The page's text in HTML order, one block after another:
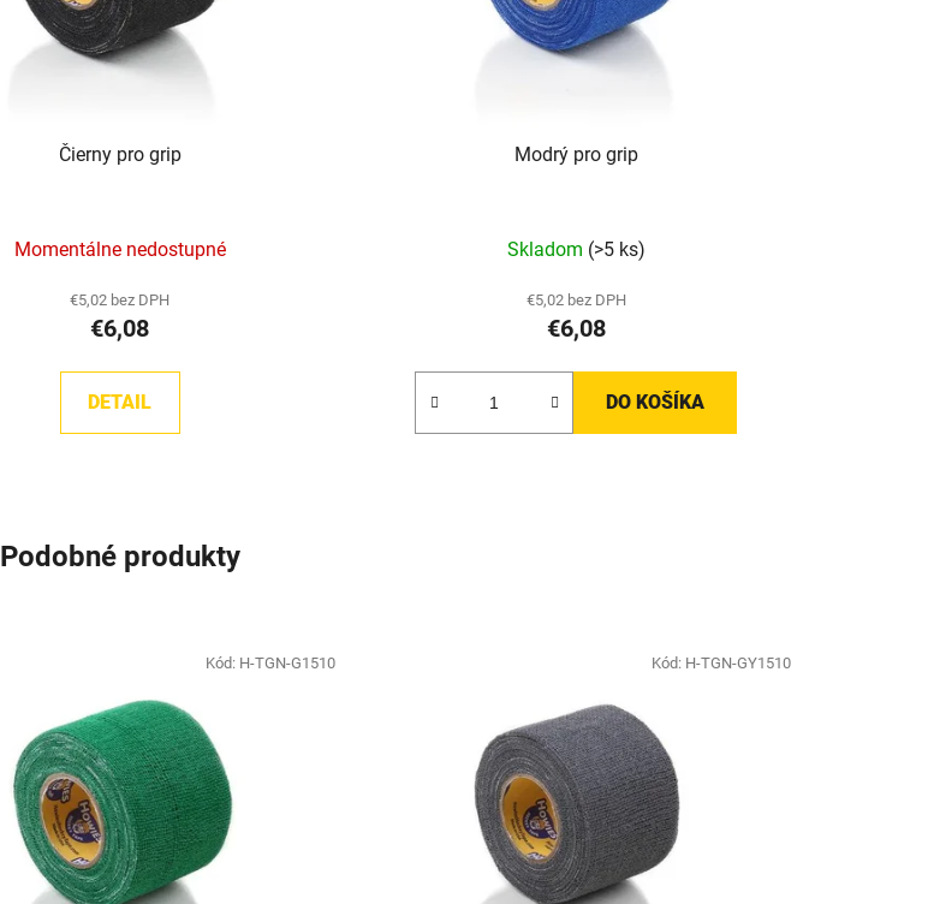
Čierny pro grip
Momentálne nedostupné
€5,02 bez DPH
€6,08
DETAIL
Modrý pro grip
Skladom (>5 ks)
€5,02 bez DPH
€6,08
DO KOŠÍKA
Podobné produkty
Kód: H-TGN-G1510 Kód: H-TGN-GY1510